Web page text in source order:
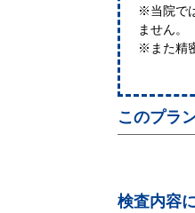
※当院で
ません。
※また精
このプラ
検査内容